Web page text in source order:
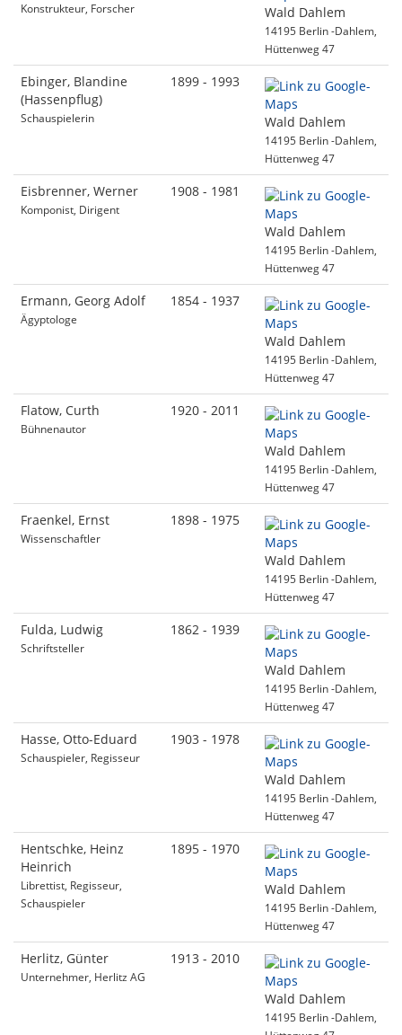
Konstrukteur, Forscher Wald Dahlem
14195 Berlin -Dahlem,
Hüttenweg 47
Ebinger, Blandine
(Hassenpflug)
Schauspielerin
1899 - 1993
Wald Dahlem
14195 Berlin -Dahlem,
Hüttenweg 47
Eisbrenner, Werner
Komponist, Dirigent
1908 - 1981
Wald Dahlem
14195 Berlin -Dahlem,
Hüttenweg 47
Ermann, Georg Adolf
Ägyptologe
1854 - 1937
Wald Dahlem
14195 Berlin -Dahlem,
Hüttenweg 47
Flatow, Curth
Bühnenautor
1920 - 2011
Wald Dahlem
14195 Berlin -Dahlem,
Hüttenweg 47
Fraenkel, Ernst
Wissenschaftler
1898 - 1975
Wald Dahlem
14195 Berlin -Dahlem,
Hüttenweg 47
Fulda, Ludwig
Schriftsteller
1862 - 1939
Wald Dahlem
14195 Berlin -Dahlem,
Hüttenweg 47
Hasse, Otto-Eduard
Schauspieler, Regisseur
1903 - 1978
Wald Dahlem
14195 Berlin -Dahlem,
Hüttenweg 47
Hentschke, Heinz
Heinrich
Librettist, Regisseur,
Schauspieler
1895 - 1970
Wald Dahlem
14195 Berlin -Dahlem,
Hüttenweg 47
Herlitz, Günter
Unternehmer, Herlitz AG
1913 - 2010
Wald Dahlem
14195 Berlin -Dahlem,